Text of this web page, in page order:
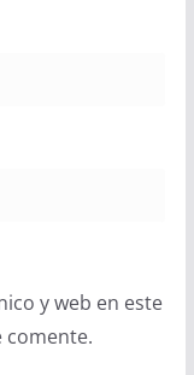
y web en este
comente.